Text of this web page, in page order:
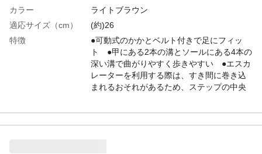
カラー
ライトブラウン
適応サイズ（cm）
(約)26
特徴
●可動式のかかとベルト付きで足にフィッ
ト ●甲にある2本の溝とソールにある4本の
深い溝で曲がりやすく歩きやすい ●エスカ
レーターを利用する際は、すき間に巻き込
まれるおそれがあるため、ステップの中央
重量（g）
(約)306